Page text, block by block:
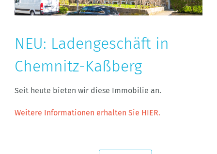
NEU: Ladengeschäft in
Chemnitz-Kaßberg
Seit heute bieten wir diese Immobilie an.
Weitere Informationen erhalten Sie HIER.